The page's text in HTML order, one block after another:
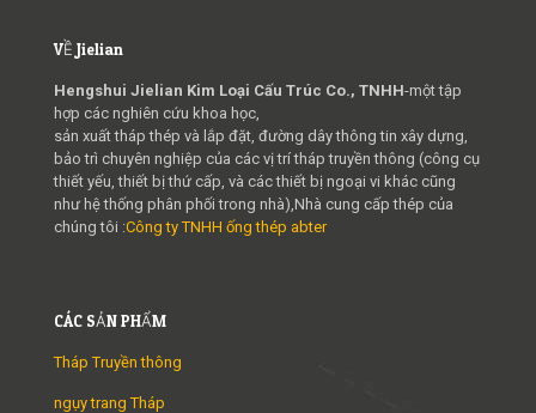
VỀ Jielian
Hengshui Jielian Kim Loại Cấu Trúc Co., TNHH-một tập
hợp các nghiên cứu khoa học,
sản xuất tháp thép và lắp đặt, đường dây thông tin xây dựng,
bảo trì chuyên nghiệp của các vị trí tháp truyền thông (công cụ
thiết yếu, thiết bị thứ cấp, và các thiết bị ngoại vi khác cũng
như hệ thống phân phối trong nhà),Nhà cung cấp thép của
chúng tôi :Công ty TNHH ống thép abter
CÁC SẢN PHẨM
Tháp Truyền thông
ngụy trang Tháp